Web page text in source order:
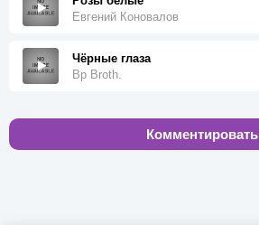
Евгений Коновалов
Чёрные глаза
Bp Broth.
Комментировать